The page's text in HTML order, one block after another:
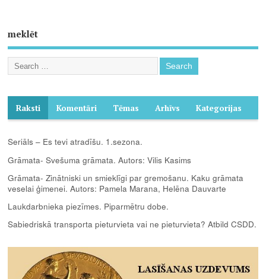
meklēt
Raksti Komentāri Tēmas Arhīvs Kategorijas
Seriāls – Es tevi atradīšu. 1.sezona.
Grāmata- Svešuma grāmata. Autors: Vilis Kasims
Grāmata- Zinātniski un smieklīgi par gremošanu. Kaku grāmata
veselai ģimenei. Autors: Pamela Marana, Helēna Dauvarte
Laukdarbnieka piezīmes. Piparmētru dobe.
Sabiedriskā transporta pieturvieta vai ne pieturvieta? Atbild CSDD.